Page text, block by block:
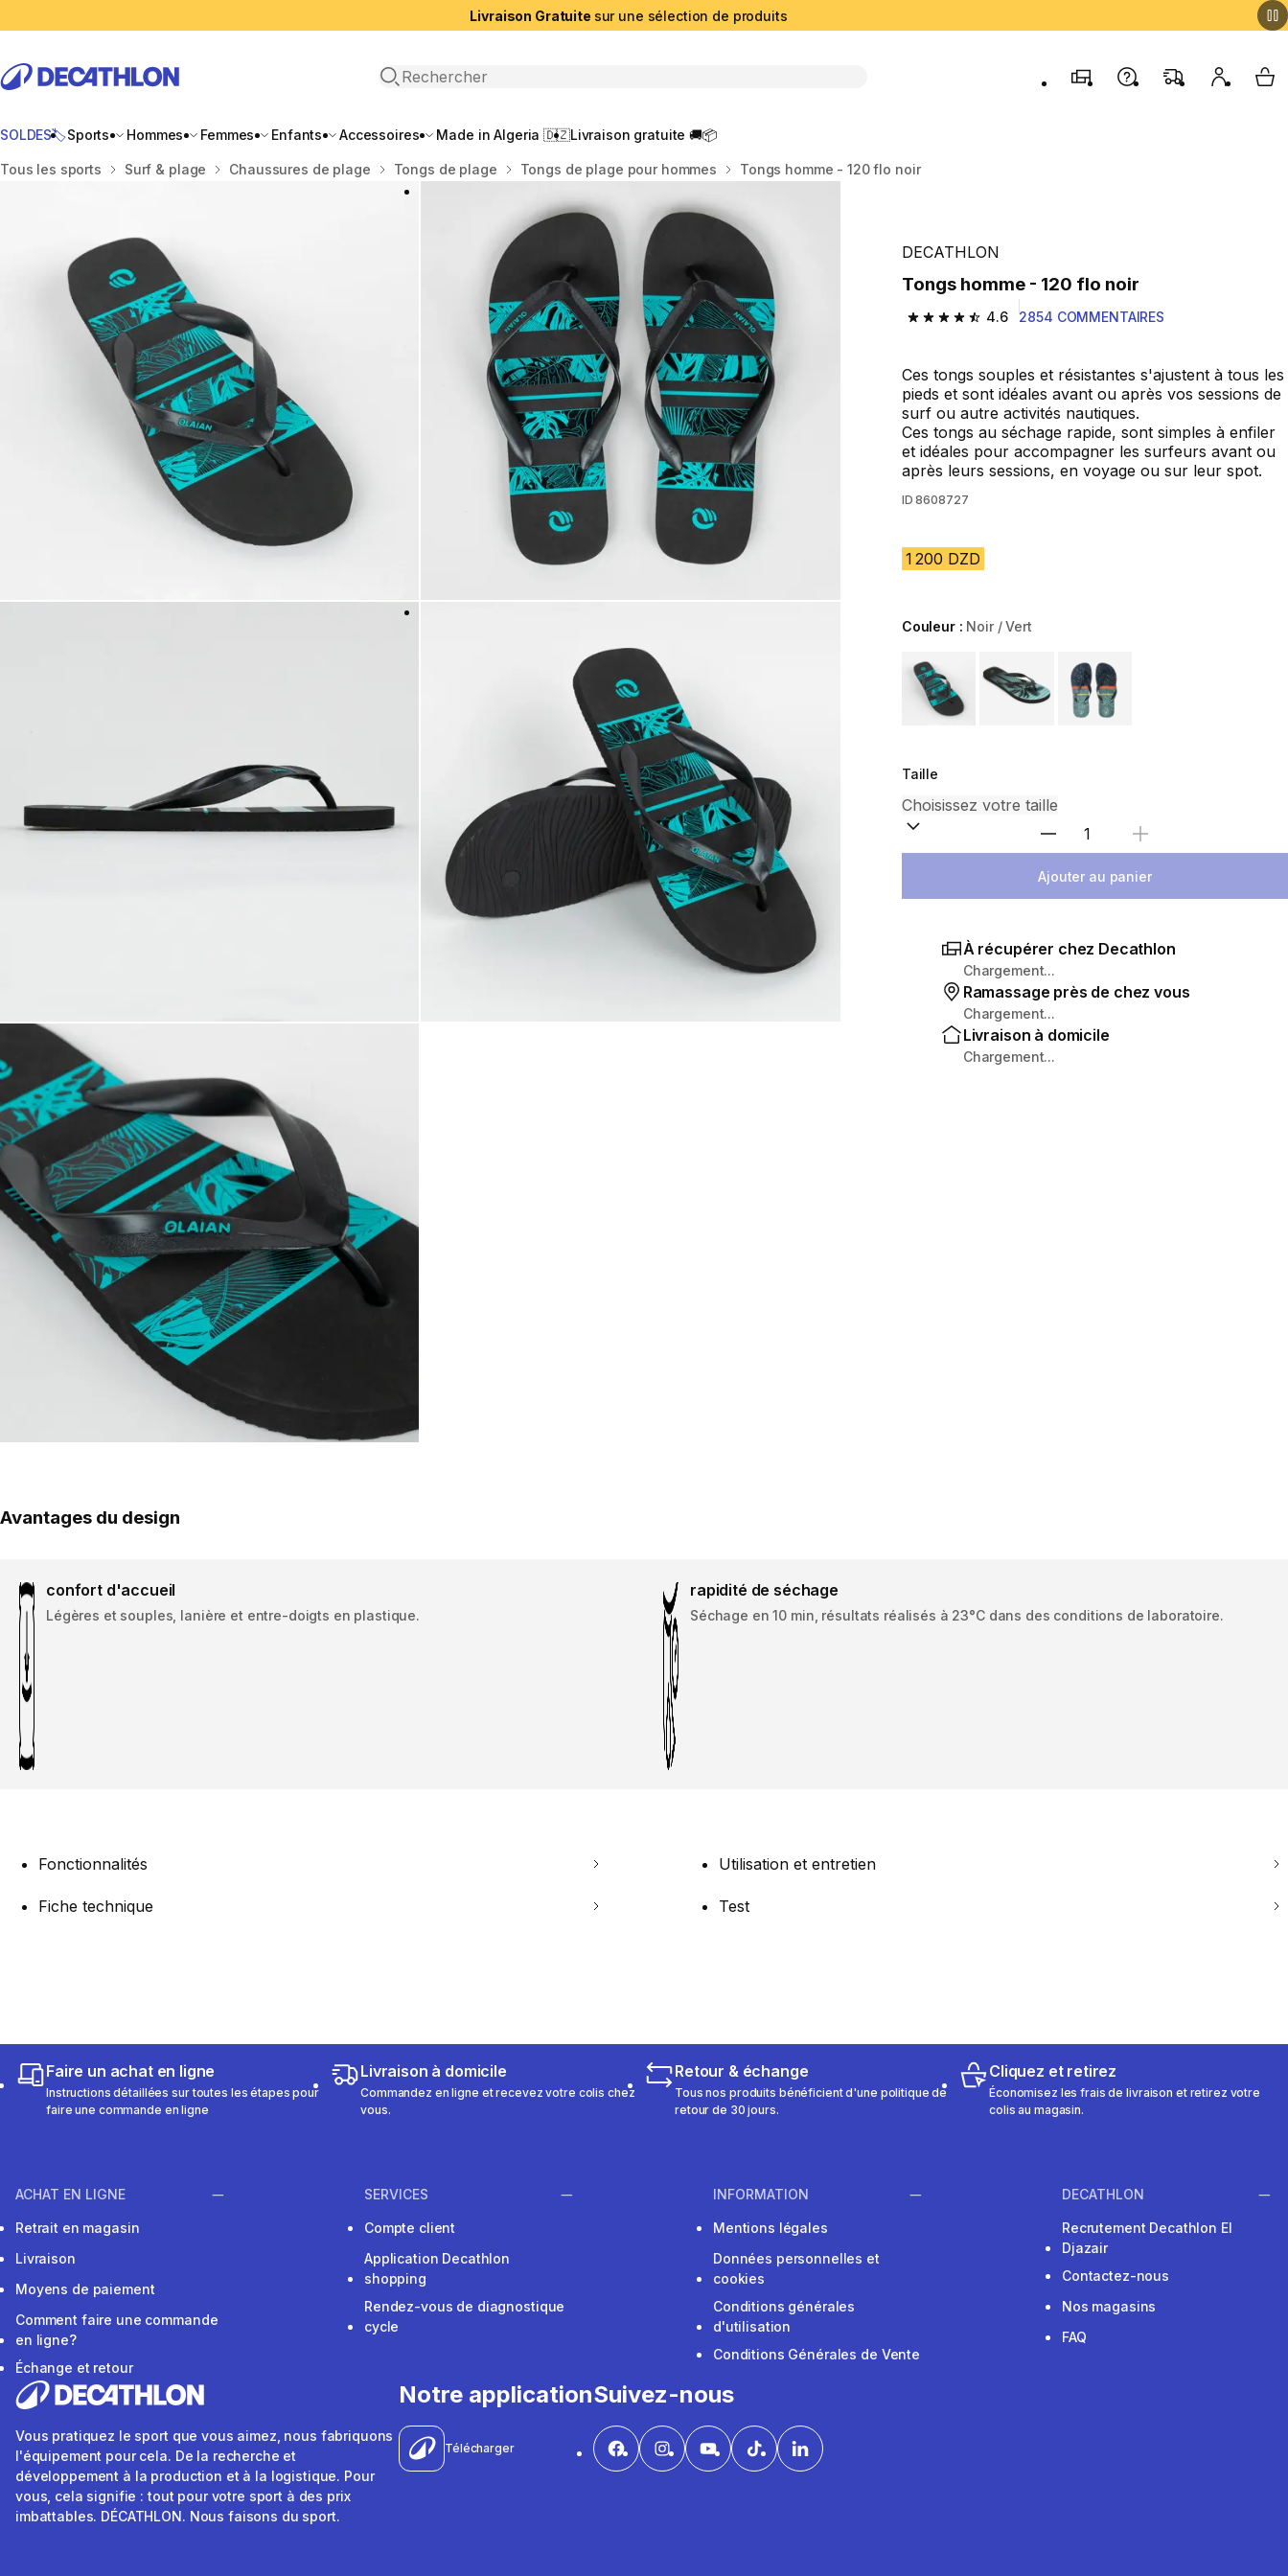
Livraison Gratuite sur une sélection de produits
Recherche ouverte
MagasinsContactez-nous
FAQ Mon My
SOLDES🏷️Sports Hommes Femmes Enfants Accessoires Made in Algeria 🇩🇿Livraison gratuite 🚚📦
Accueil
Tous les sports Surf & plage Chaussures de plage Tongs de plage Tongs de plage pour hommes Tongs homme - 120 flo noir
DECATHLON
Tongs homme - 120 flo noir
4.6
4.6 out of 5 stars from 2854 reviews
2854 COMMENTAIRES
Ces tongs souples et résistantes s'ajustent à tous les
pieds et sont idéales avant ou après vos sessions de
surf ou autre activités nautiques.
Ces tongs au séchage rapide, sont simples à enfiler
et idéales pour accompagner les surfeurs avant ou
après leurs sessions, en voyage ou sur leur spot.
ID 8608727
1 200 DZD
Couleur : Noir / Vert
Choose a variant
Taille
Sélectionnez la quantité
Ajouter au panier
À récupérer chez Decathlon
Chargement...
Ramassage près de chez vous
Chargement...
Livraison à domicile
Chargement...
Avantages du design
confort d'accueil
Légères et souples, lanière et entre-doigts en plastique.
rapidité de séchage
Séchage en 10 min, résultats réalisés à 23°C dans des conditions de laboratoire.
Fonctionnalités Utilisation et entretien
Fiche technique Test
Faire un achat en ligne
Instructions détaillées sur toutes les étapes pour
faire une commande en ligne
Livraison à domicile
Commandez en ligne et recevez votre colis chez
vous.
Retour & échange
Tous nos produits bénéficient d'une politique de
retour de 30 jours.
Cliquez et retirez
Économisez les frais de livraison et retirez votre
colis au magasin.
ACHAT EN LIGNE
Retrait en magasin
Livraison
Moyens de paiement
Comment faire une commande
en ligne?
Échange et retour
SERVICES
Compte client
Application Decathlon
shopping
Rendez-vous de diagnostique
cycle
INFORMATION
Mentions légales
Données personnelles et
cookies
Conditions générales
d'utilisation
Conditions Générales de Vente
DECATHLON
Recrutement Decathlon El
Djazair
Contactez-nous
Nos magasins
FAQ
Vous pratiquez le sport que vous aimez, nous fabriquons
l'équipement pour cela. De la recherche et
développement à la production et à la logistique. Pour
vous, cela signifie : tout pour votre sport à des prix
imbattables. DÉCATHLON. Nous faisons du sport.
Notre application
Télécharger
Suivez-nous